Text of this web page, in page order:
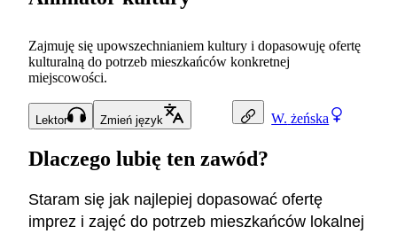
W. żeńska
Zajmuję się upowszechnianiem kultury i dopasowuję ofertę
kulturalną do potrzeb mieszkańców konkretnej
miejscowości.
Lektor Zmień język
Dlaczego lubię ten zawód?
Staram się jak najlepiej dopasować ofertę
imprez i zajęć do potrzeb mieszkańców lokalnej